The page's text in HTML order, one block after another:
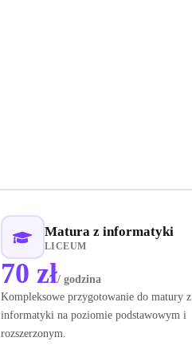
Matura z informatyki
LICEUM
70 zł/ godzina
Kompleksowe przygotowanie do matury z
informatyki na poziomie podstawowym i
rozszerzonym.